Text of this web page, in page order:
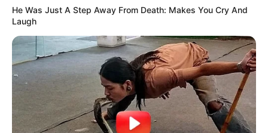
✳️
BOMBA: Portaria 7.799 foca no repasses ao ACS
✳️ Dra. Elane Alves é empossada ACS em cerimônia.
He Was Just A Step Away From Death: Makes You Cry And
Laugh